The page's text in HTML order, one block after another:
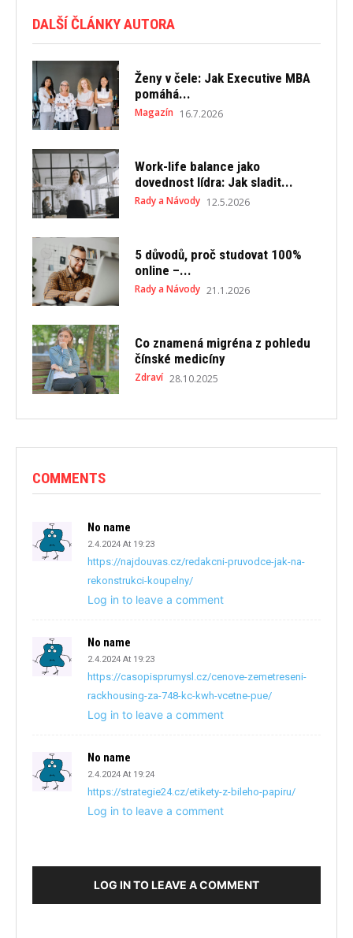
DALŠÍ ČLÁNKY AUTORA
Ženy v čele: Jak Executive MBA
pomáhá...
Magazín 16.7.2026
Work-life balance jako
dovednost lídra: Jak sladit...
Rady a Návody 12.5.2026
5 důvodů, proč studovat 100%
online –...
Rady a Návody 21.1.2026
Co znamená migréna z pohledu
čínské medicíny
Zdraví 28.10.2025
COMMENTS
No name
2.4.2024 At 19:23
https://najdouvas.cz/redakcni-pruvodce-jak-na-
rekonstrukci-koupelny/
Log in to leave a comment
No name
2.4.2024 At 19:23
https://casopisprumysl.cz/cenove-zemetreseni-
rackhousing-za-748-kc-kwh-vcetne-pue/
Log in to leave a comment
No name
2.4.2024 At 19:24
https://strategie24.cz/etikety-z-bileho-papiru/
Log in to leave a comment
LOG IN TO LEAVE A COMMENT